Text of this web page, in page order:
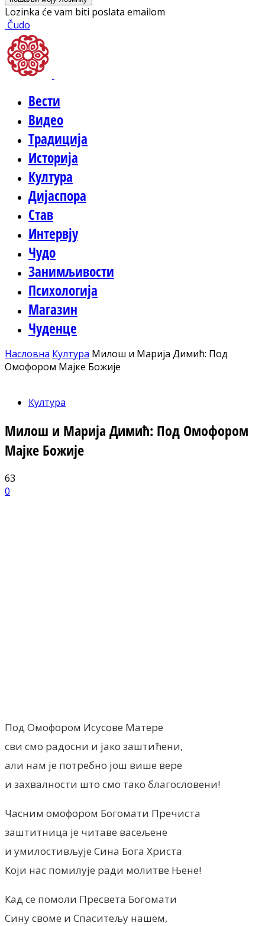
Lozinka će vam biti poslata emailom
Čudo
Вести
Видео
Традиција
Историја
Култура
Дијаспора
Став
Интервју
Чудо
Занимљивости
Психологија
Магазин
Чуденце
Насловна Култура Милош и Марија Димић: Под
Омофором Мајке Божије
Култура
Милош и Марија Димић: Под Омофором
Мајке Божије
63
0
Под Омофором Исусове Матере
сви смо радосни и јако заштићени,
али нам је потребно још више вере
и захвалности што смо тако благословени!
Часним омофором Богомати Пречиста
заштитница је читаве васељене
и умилостивљује Сина Бога Христа
Који нас помилује ради молитве Њене!
Кад се помоли Пресвета Богомати
Сину своме и Спаситељу нашем,